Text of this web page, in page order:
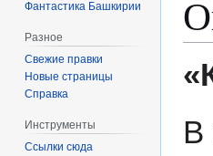
В
Фантастика Башкирии
Разное
Свежие правки
Новые страницы
Справка
Инструменты
Ссылки сюда